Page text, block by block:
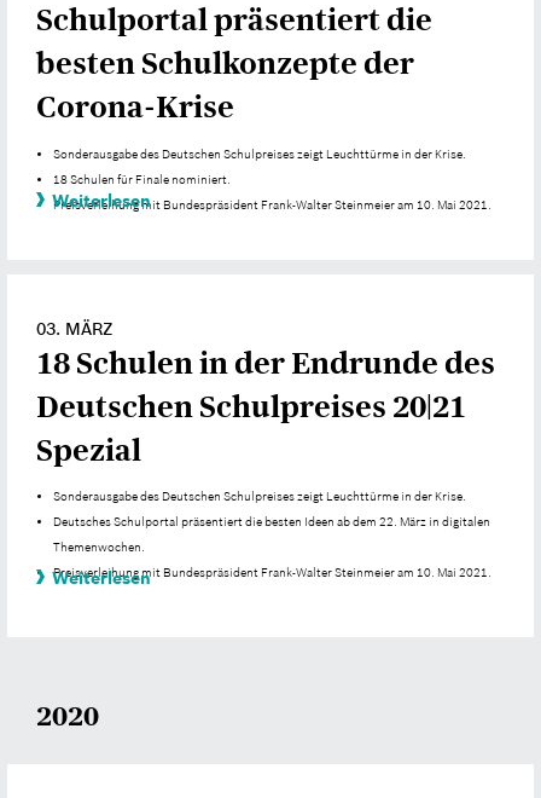
Schulportal präsentiert die
besten Schulkonzepte der
Corona-Krise
Sonderausgabe des Deutschen Schulpreises zeigt Leuchttürme in der Krise.
18 Schulen für Finale nominiert.
Preisverleihung mit Bundespräsident Frank-Walter Steinmeier am 10. Mai 2021.
Weiterlesen
03. MÄRZ
18 Schulen in der Endrunde des
Deutschen Schulpreises 20|21
Spezial
Sonderausgabe des Deutschen Schulpreises zeigt Leuchttürme in der Krise.
Deutsches Schulportal präsentiert die besten Ideen ab dem 22. März in digitalen
Themenwochen.
Preisverleihung mit Bundespräsident Frank-Walter Steinmeier am 10. Mai 2021.
Weiterlesen
2020